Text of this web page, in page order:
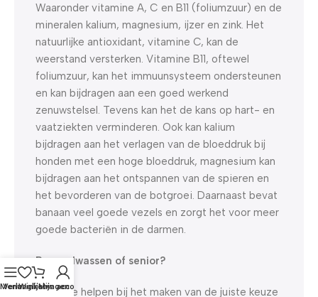
Waaronder vitamine A, C en B11 (foliumzuur) en de
mineralen kalium, magnesium, ijzer en zink. Het
natuurlijke antioxidant, vitamine C, kan de
weerstand versterken. Vitamine B11, oftewel
foliumzuur, kan het immuunsysteem ondersteunen
en kan bijdragen aan een goed werkend
zenuwstelsel. Tevens kan het de kans op hart- en
vaatziekten verminderen. Ook kan kalium
bijdragen aan het verlagen van de bloeddruk bij
honden met een hoge bloeddruk, magnesium kan
bijdragen aan het ontspannen van de spieren en
het bevorderen van de botgroei. Daarnaast bevat
banaan veel goede vezels en zorgt het voor meer
goede bacteriën in de darmen.
Pup, volwassen of senior?
Om je te helpen bij het maken van de juiste keuze
Menu
Verlanglijst
Winkelwagen
Mijn account